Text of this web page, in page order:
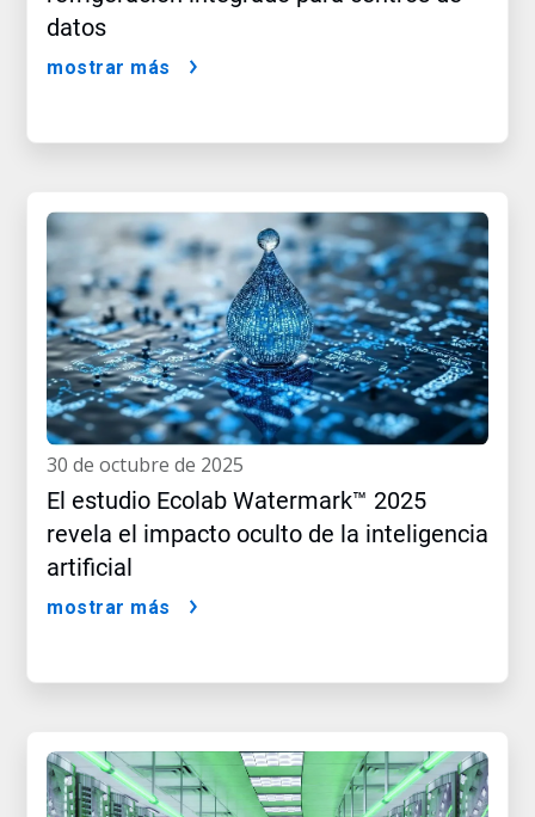
datos
mostrar más
30 de octubre de 2025
El estudio Ecolab Watermark™ 2025
revela el impacto oculto de la inteligencia
artificial
mostrar más